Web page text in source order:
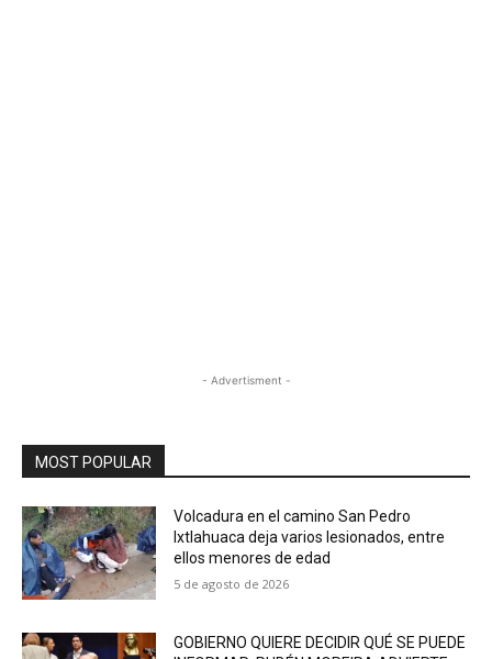
- Advertisment -
MOST POPULAR
Volcadura en el camino San Pedro
Ixtlahuaca deja varios lesionados, entre
ellos menores de edad
5 de agosto de 2026
GOBIERNO QUIERE DECIDIR QUÉ SE PUEDE